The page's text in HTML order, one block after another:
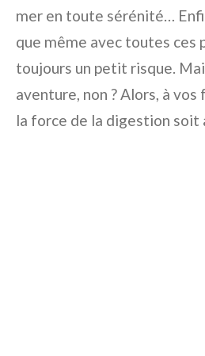
mer en toute sérénité…
que même avec toutes ces
toujours un petit risque.
aventure, non ? Alors, à
la force de la digestion soit